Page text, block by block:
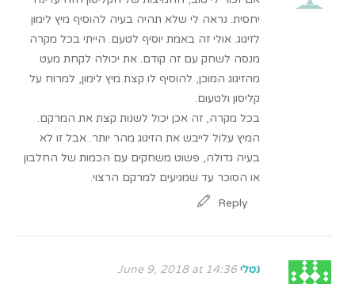
יחסית. נראה לי שלא תהיה בעיה להוסיף מיץ לימון
לזיגוג. אולי זה באמת יוסיף לטעם. הייתי בכל מקרה
מנסה לשחק עם זה קודם. את יכולה לקחת מעט
מהזיגוג המוכן, להוסיף לו קצת מיץ לימון, למרוח על
קליסון ולטעום.
בכל מקרה, זה אכן יכול לשנות קצת את המרקם.
המיץ עלול לייבש את הזיגוג מהר יותר. אבל זו לא
בעיה גדולה, פשוט משחקים עם הכמות של החלבון
או הסוכר עד שמגיעים למרקם הרצוי.
Reply
נטלי June 9, 2018 at 14:36